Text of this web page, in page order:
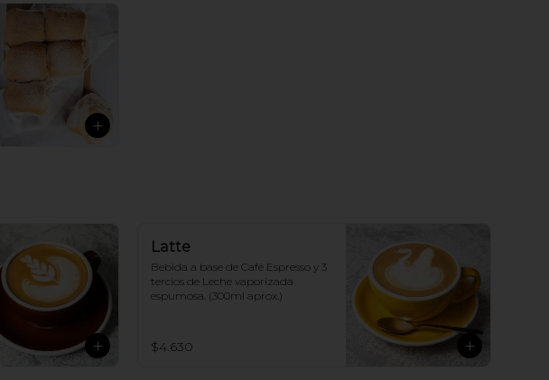
Latte
Bebida a base de Café Espresso y 3
tercios de Leche vaporizada
espumosa. (300ml aprox.)
$4.630